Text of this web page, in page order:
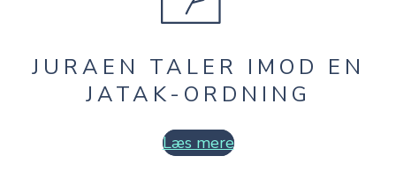
JURAEN TALER IMOD EN
JATAK-ORDNING
Læs mere